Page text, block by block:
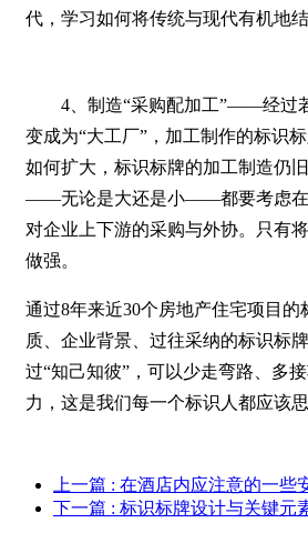
代，学习如何将传统与现代有机地结
4、制造“采购配加工”——经过若
变成为“大工厂”，加工制作的标识
如何扩大，标识标牌的加工制造仍
——无论是大还是小——都要考虑在
对企业上下游的采购与外协。只有
做强。
通过8年来近30个房地产住宅项目
质、企业背景、过往采纳的标识标
过“知己知彼”，可以少走弯路、多
力，这是我们每一个标识人都应该
上一篇 : 在酒店内应注意的一些
下一篇 : 标识标牌设计与关键元